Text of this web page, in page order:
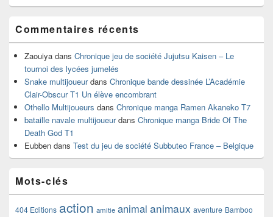
Commentaires récents
Zaouiya dans Chronique jeu de société Jujutsu Kaisen – Le
tournoi des lycées jumelés
Snake multijoueurdans Chronique bande dessinée L’Académie
Clair-Obscur T1 Un élève encombrant
Othello Multijoueurs dans Chronique manga Ramen Akaneko T7
bataille navale multijoueurdans Chronique manga Bride Of The
Death God T1
Eubben dans Test du jeu de société Subbuteo France – Belgique
Mots-clés
404 Editions action amitie animal animaux aventure Bamboo